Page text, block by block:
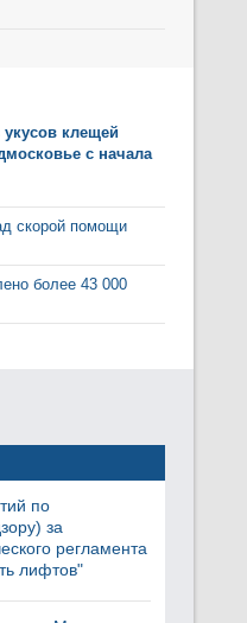
укусов клещей
с начала
скорой помощи
более 43 000
по
за
регламента
лифтов"